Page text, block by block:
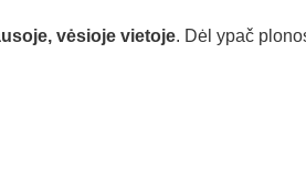
vėsioje vietoje. Dėl ypač